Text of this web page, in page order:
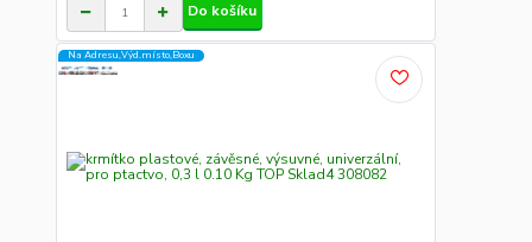
Do košíku
Na Adresu,Výd.místo,Boxu